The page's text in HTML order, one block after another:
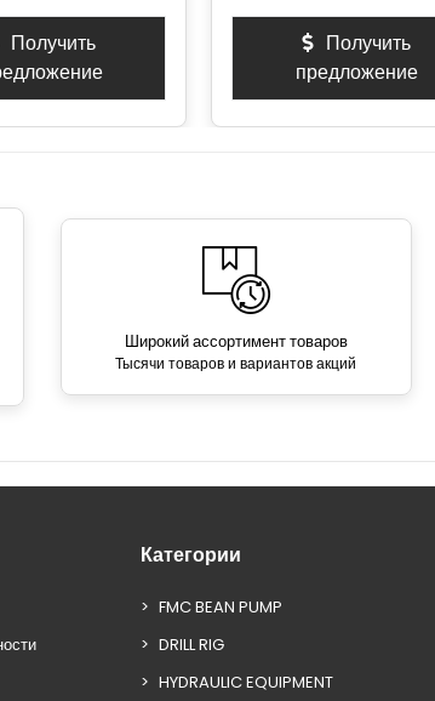
Получить
Получить
предложение
Широкий ассортимент товаров
Тысячи товаров и вариантов акций
Категории
FMC BEAN PUMP
DRILL RIG
HYDRAULIC EQUIPMENT